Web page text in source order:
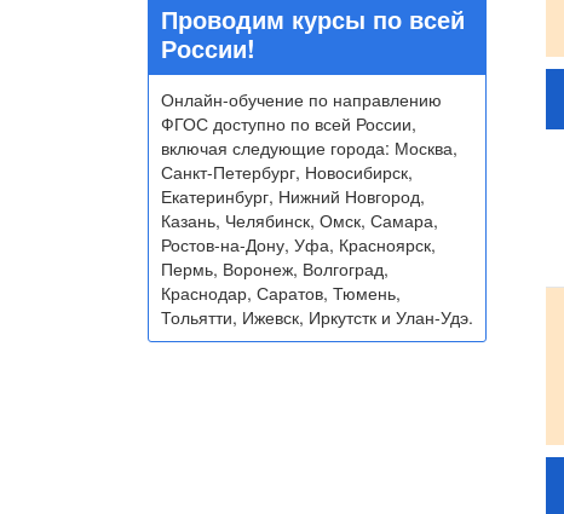
Проводим курсы по всей
России!
Онлайн-обучение по направлению
ФГОС доступно по всей России,
включая следующие города: Москва,
Санкт-Петербург, Новосибирск,
Екатеринбург, Нижний Новгород,
Казань, Челябинск, Омск, Самара,
Ростов-на-Дону, Уфа, Красноярск,
Пермь, Воронеж, Волгоград,
Краснодар, Саратов, Тюмень,
Тольятти, Ижевск, Иркутстк и Улан-Удэ.